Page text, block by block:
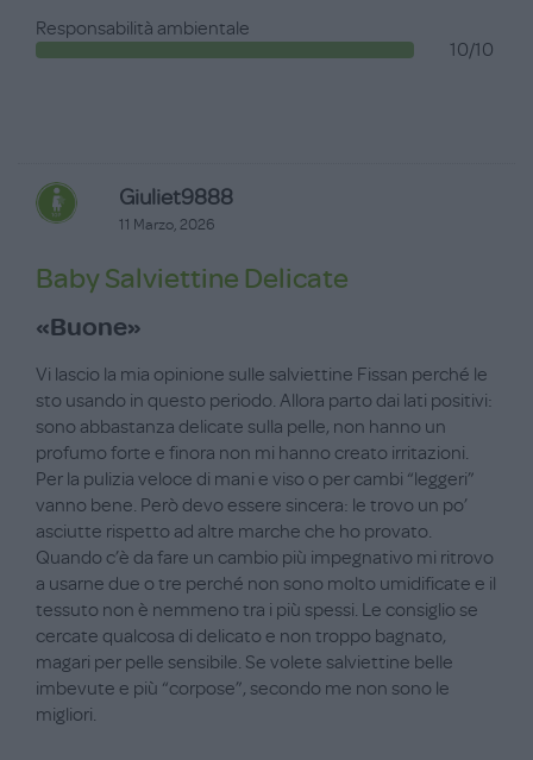
Responsabilità ambientale
10/10
Giuliet9888
11 Marzo, 2026
Baby Salviettine Delicate
«Buone»
Vi lascio la mia opinione sulle salviettine Fissan perché le
sto usando in questo periodo. Allora parto dai lati positivi:
sono abbastanza delicate sulla pelle, non hanno un
profumo forte e finora non mi hanno creato irritazioni.
Per la pulizia veloce di mani e viso o per cambi “leggeri”
vanno bene. Però devo essere sincera: le trovo un po’
asciutte rispetto ad altre marche che ho provato.
Quando c’è da fare un cambio più impegnativo mi ritrovo
a usarne due o tre perché non sono molto umidificate e il
tessuto non è nemmeno tra i più spessi. Le consiglio se
cercate qualcosa di delicato e non troppo bagnato,
magari per pelle sensibile. Se volete salviettine belle
imbevute e più “corpose”, secondo me non sono le
migliori.